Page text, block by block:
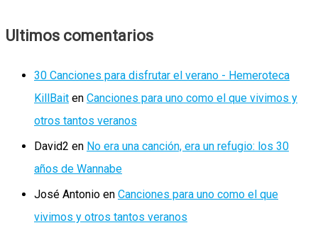
Ultimos comentarios
30 Canciones para disfrutar el verano - Hemeroteca
KillBait en Canciones para uno como el que vivimos y
otros tantos veranos
David2 en No era una canción, era un refugio: los 30
años de Wannabe
José Antonio en Canciones para uno como el que
vivimos y otros tantos veranos